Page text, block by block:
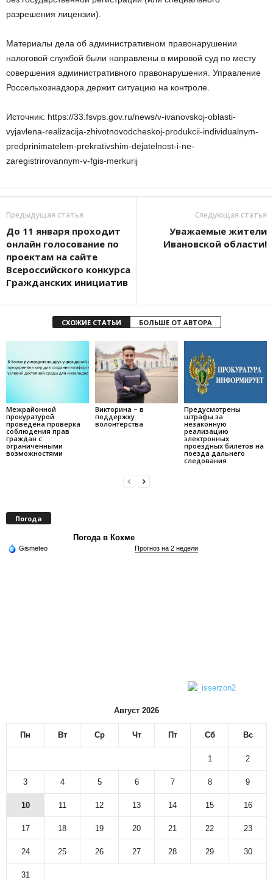
разрешения лицензии).
Материалы дела об административном правонарушении
налоговой службой были направлены в мировой суд по месту
совершения административного правонарушения. Управление
Россельхознадзора держит ситуацию на контроле.
Источник: https://33.fsvps.gov.ru/news/v-ivanovskoj-oblasti-
vyjavlena-realizacija-zhivotnovodcheskoj-produkcii-individualnym-
predprinimatelem-prekrativshim-dejatelnost-i-ne-
zaregistrirovannym-v-fgis-merkurij
Предыдущая статья
До 11 января проходит
онлайн голосование по
проектам на сайте
Всероссийского конкурса
Гражданских инициатив
Следующая статья
Уважаемые жители
Ивановской области!
СХОЖИЕ СТАТЬИ БОЛЬШЕ ОТ АВТОРА
Межрайонной
прокуратурой
проведена проверка
соблюдения прав
граждан с
ограниченными
возможностями
Викторина – в
поддержку
волонтерства
Предусмотрены
штрафы за
незаконную
реализацию
электронных
проездных билетов на
поезда дальнего
следования
Погода
Погода в Кохме
Gismeteo Прогноз на 2 недели
Август 2026
Пн Вт Ср Чт Пт Сб Вс
1 2
3 4 5 6 7 8 9
10 11 12 13 14 15 16
17 18 19 20 21 22 23
24 25 26 27 28 29 30
31